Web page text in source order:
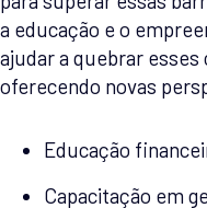
a educação e o
ajudar a quebrar
oferecendo novas
Educação
Capacitação em